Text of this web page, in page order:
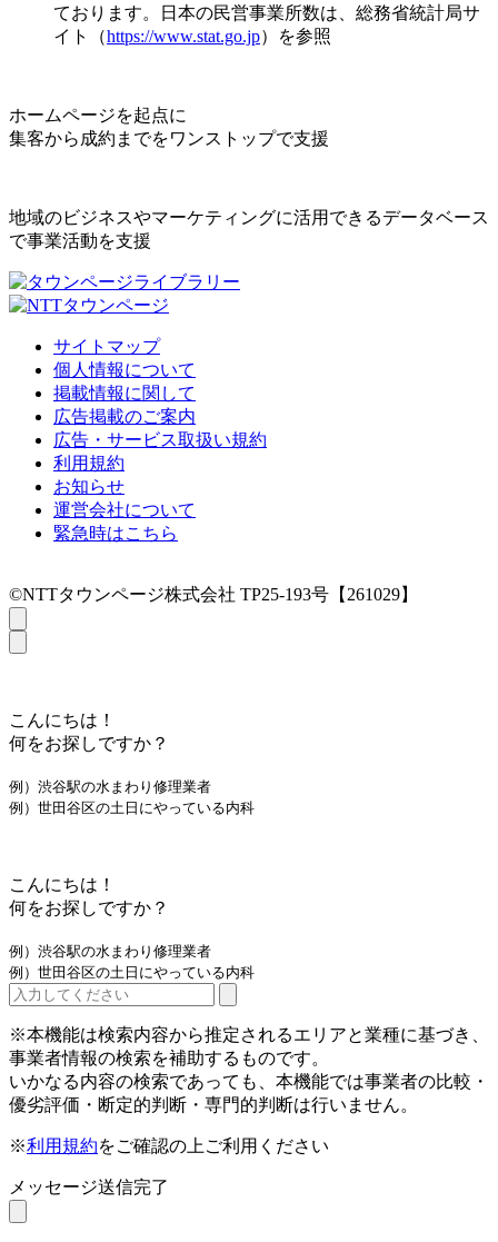
ております。日本の民営事業所数は、総務省統計局サ
イト（https://www.stat.go.jp）を参照
ホームページを起点に
集客から成約までをワンストップで支援
地域のビジネスやマーケティングに活用できるデータベース
で事業活動を支援
サイトマップ
個人情報について
掲載情報に関して
広告掲載のご案内
広告・サービス取扱い規約
利用規約
お知らせ
運営会社について
緊急時はこちら
©NTTタウンページ株式会社 TP25-193号【261029】
こんにちは！
何をお探しですか？
例）渋谷駅の水まわり修理業者
例）世田谷区の土日にやっている内科
こんにちは！
何をお探しですか？
例）渋谷駅の水まわり修理業者
例）世田谷区の土日にやっている内科
※本機能は検索内容から推定されるエリアと業種に基づき、
事業者情報の検索を補助するものです。
いかなる内容の検索であっても、本機能では事業者の比較・
優劣評価・断定的判断・専門的判断は行いません。
※利用規約をご確認の上ご利用ください
メッセージ送信完了